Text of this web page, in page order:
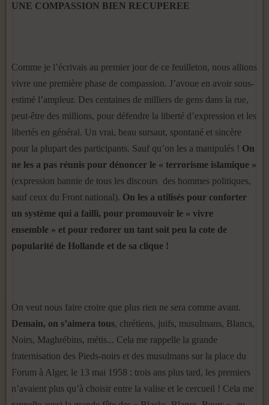
UNE COMPASSION BIEN RECUPEREE
Comme je l’écrivais au premier jour de ce feuilleton, nous allions
vivre une première phase de compassion. J’avoue en avoir sous-
estimé l’ampleur. Des centaines de milliers de gens dans la rue,
peut-être des millions, pour défendre la liberté d’expression et les
libertés en général. Un vrai, beau sursaut, spontané et sincère
pour la plupart des participants. Sauf qu’on les a manipulés ! On
ne les a pas réunis pour dénoncer le « terrorisme islamique »
(expression bannie de tous les discours des hommes politiques,
sauf ceux du Front national). On les a utilisés pour conforter
un système qui a failli, pour promouvoir le « vivre
ensemble » et pour redorer un tant soit peu la cote de
popularité de Hollande et de sa clique !
On veut nous faire croire que plus rien ne sera comme avant.
Demain, on s’aimera tous, chrétiens, juifs, musulmans, Blancs,
Noirs, Maghrébins, métis... Cela me rappelle la grande
fraternisation des Pieds-noirs et des musulmans sur la place du
Forum à Alger, le 13 mai 1958 ; trois ans plus tard, les premiers
n’avaient plus qu’à choisir entre la valise et le cercueil ! Cela me